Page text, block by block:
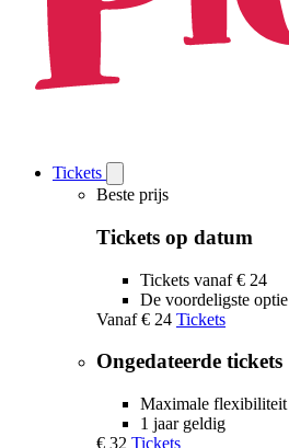
Tickets
Tickets
submenu
Beste prijs
Tickets op datum
Tickets vanaf € 24
De voordeligste optie
Vanaf € 24 Tickets
Ongedateerde tickets
Maximale flexibiliteit
1 jaar geldig
€ 32 Tickets